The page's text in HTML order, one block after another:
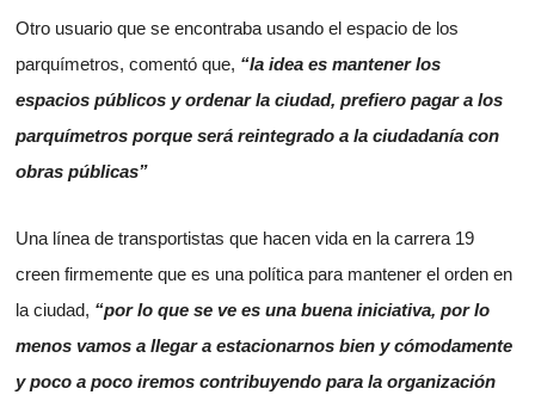
Otro usuario que se encontraba usando el espacio de los
parquímetros, comentó que, “la idea es mantener los
espacios públicos y ordenar la ciudad, prefiero pagar a los
parquímetros porque será reintegrado a la ciudadanía con
obras públicas”
Una línea de transportistas que hacen vida en la carrera 19
creen firmemente que es una política para mantener el orden en
la ciudad, “por lo que se ve es una buena iniciativa, por lo
menos vamos a llegar a estacionarnos bien y cómodamente
y poco a poco iremos contribuyendo para la organización